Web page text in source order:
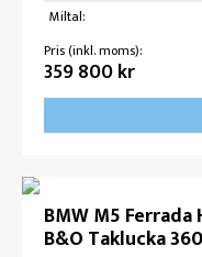
Miltal:
Pris (inkl. moms):
359 800 kr
BMW M5
B&O Taklucka 360